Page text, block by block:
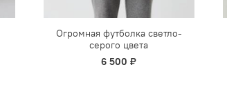
Огромная футболка светло-
серого цвета
6 500 ₽